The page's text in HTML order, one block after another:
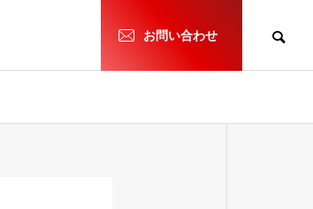
お問い合わせ